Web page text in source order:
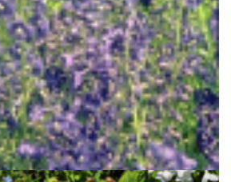
Ridderspoor
'Kleine Nachtmusik'